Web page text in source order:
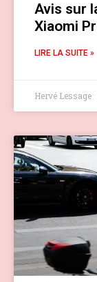
Avis sur
Xiaomi
LIRE LA SUITE »
Hervé Lessage